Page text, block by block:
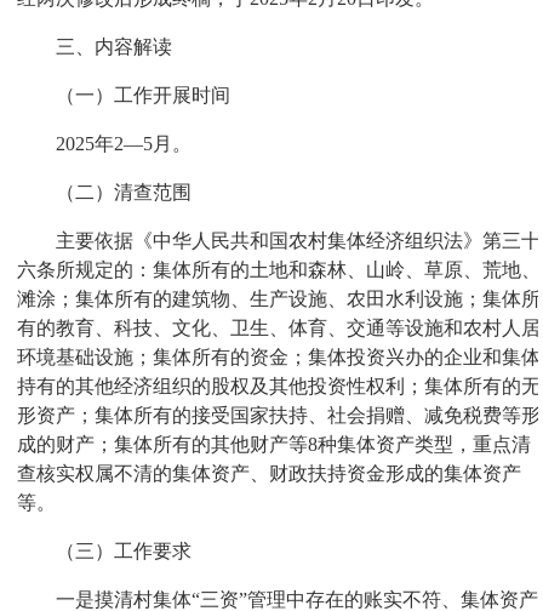
三、内容解读
（一）工作开展时间
2025年2—5月。
（二）清查范围
主要依据《中华人民共和国农村集体经济组织法》第三十
六条所规定的：集体所有的土地和森林、山岭、草原、荒地、
滩涂；集体所有的建筑物、生产设施、农田水利设施；集体所
有的教育、科技、文化、卫生、体育、交通等设施和农村人居
环境基础设施；集体所有的资金；集体投资兴办的企业和集体
持有的其他经济组织的股权及其他投资性权利；集体所有的无
形资产；集体所有的接受国家扶持、社会捐赠、减免税费等形
成的财产；集体所有的其他财产等8种集体资产类型，重点清
查核实权属不清的集体资产、财政扶持资金形成的集体资产
等。
（三）工作要求
一是摸清村集体“三资”管理中存在的账实不符、集体资产